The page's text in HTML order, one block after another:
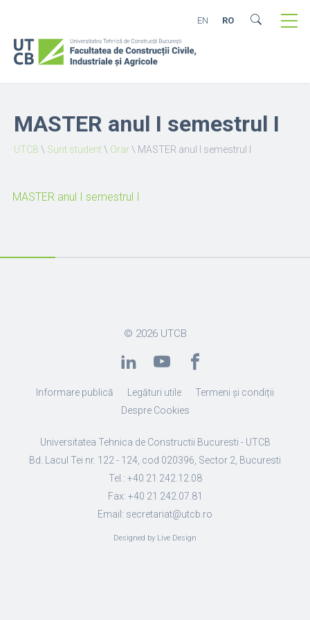
EN RO
MASTER anul I semestrul I
UTCB \ Sunt student\ Orar\ MASTER anul I semestrul I
MASTER anul I semestrul I
© 2026 UTCB
Informare publică Legături utile
Termeni și condiții
Despre Cookies
Universitatea Tehnica de Constructii Bucuresti - UTCB
Bd. Lacul Tei nr. 122 - 124, cod 020396, Sector 2, Bucuresti
Tel.: +40 21 242.12.08
Fax: +40 21 242.07.81
Email: secretariat@utcb.ro
Designed by Live Design